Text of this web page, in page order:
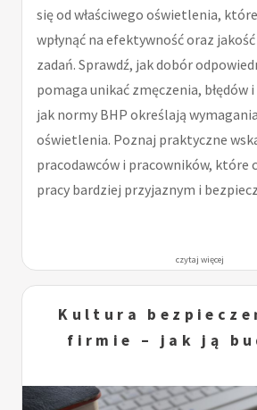
się od właściwego oświetlenia,
wpłynąć na efektywność oraz
zadań. Sprawdź, jak dobór
pomaga unikać zmęczenia, błędów
jak normy BHP określają
oświetlenia. Poznaj praktyczne
pracodawców i pracowników, które
pracy bardziej przyjaznym i
czytaj więcej
Kultura
firmie – jak ją